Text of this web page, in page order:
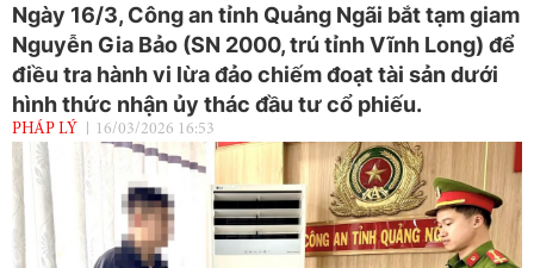
Ngày 16/3, Công an tỉnh Quảng Ngãi bắt tạm giam
Nguyễn Gia Bảo (SN 2000, trú tỉnh Vĩnh Long) để
điều tra hành vi lừa đảo chiếm đoạt tài sản dưới
hình thức nhận ủy thác đầu tư cổ phiếu.
PHÁP LÝ 16/03/2026 16:53